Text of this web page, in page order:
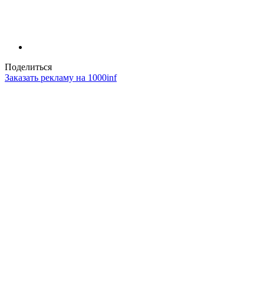
Поделиться
Заказать рекламу на 1000inf